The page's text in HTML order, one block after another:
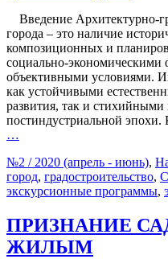
Введение Архитектурно-
города – это наличие
композиционных и
социально-
объективными условиями.
как устойчивыми
развития, так и
постиндустриальной эпохи.
…
№2 / 2020 (апрель - июнь),
город, градостроительство,
экскурсионные программы,
ПРИЗНАНИЕ
ЖИЛЫМ